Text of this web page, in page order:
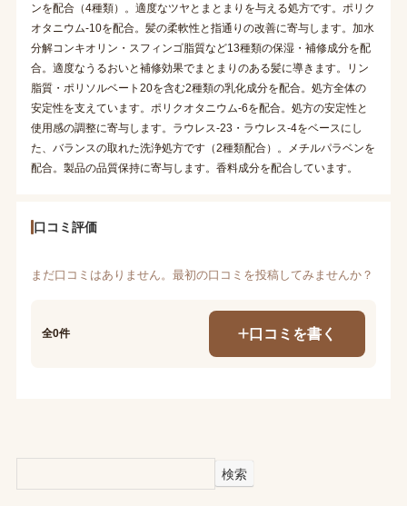
ンを配合（4種類）。適度なツヤとまとまりを与える処方です。ポリク
オタニウム-10を配合。髪の柔軟性と指通りの改善に寄与します。加水
分解コンキオリン・スフィンゴ脂質など13種類の保湿・補修成分を配
合。適度なうるおいと補修効果でまとまりのある髪に導きます。リン
脂質・ポリソルベート20を含む2種類の乳化成分を配合。処方全体の
安定性を支えています。ポリクオタニウム-6を配合。処方の安定性と
使用感の調整に寄与します。ラウレス-23・ラウレス-4をベースにし
た、バランスの取れた洗浄処方です（2種類配合）。メチルパラベンを
配合。製品の品質保持に寄与します。香料成分を配合しています。
口コミ評価
まだ口コミはありません。最初の口コミを投稿してみませんか？
全0件 口コミを書く
検索